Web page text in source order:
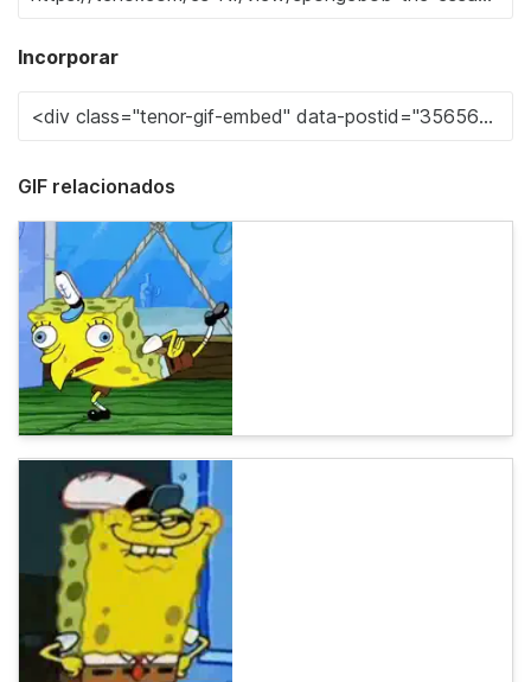
Incorporar
GIF relacionados